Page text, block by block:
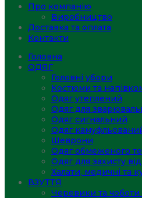
Про компанію
Виробництво
Доставка та оплата
Контакти
Головна
ОДЯГ
Головні убори
Костюми та
Одяг утеплений
Одяг для
Одяг сигнальний
Одяг
Шеврони
Одяг обмеженого
Одяг для захисту
Халати, медичні та
ВЗУТТЯ
Черевики та чоботи